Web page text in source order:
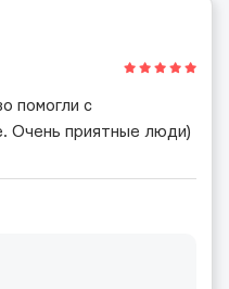
помогли с
Очень приятные люди)